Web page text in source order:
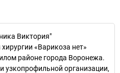
Виктория"
«Варикоза нет»
районе города Воронежа.
узкопрофильной организации,